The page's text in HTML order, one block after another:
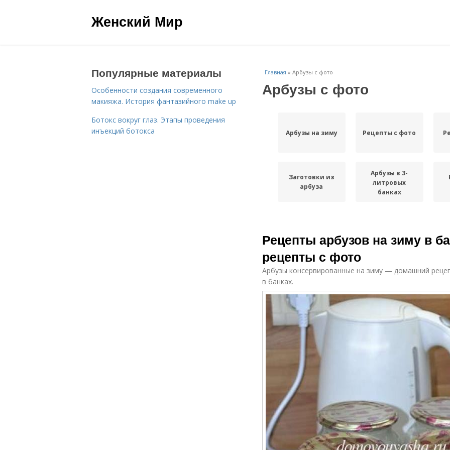
Женский Мир
Главная » Арбузы с фото
Арбузы с фото
Арбузы на зиму Рецепты с фото
Заготовки из
арбуза
Арбузы в 3-
литровых
банках
арбузы
Квашеный арбуз
Арбузы к
Ингредиенты
для соленый
Арбузы для
Сладко-соленые
арбузы
Бочковые
арбузы
Арбузы на
соломе
Рецепты арбузов на зиму в
рецепты с фото
Арбузы консервированные на зиму — домашний
в банках.
Популярные материалы
Особенности создания современного
макияжа. История фантазийного make up
Ботокс вокруг глаз. Этапы проведения
инъекций ботокса